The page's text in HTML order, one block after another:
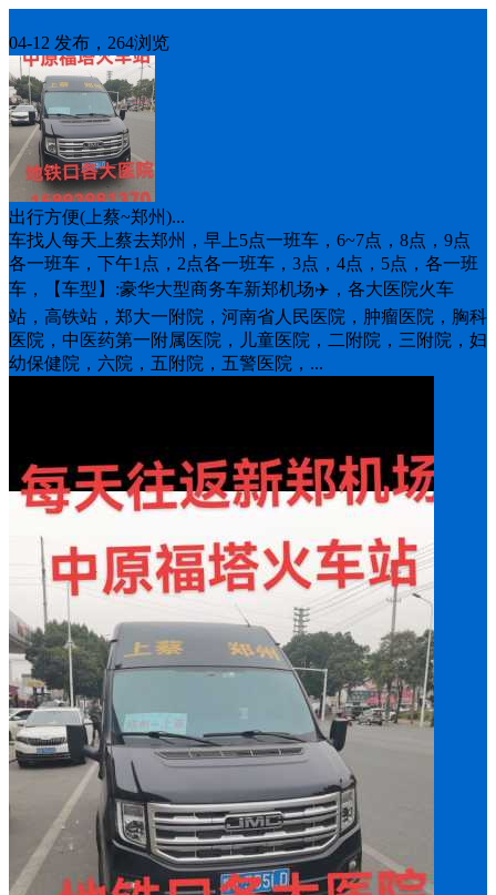
04-12 发布，264浏览
出行方便(上蔡~郑州)...
车找人每天上蔡去郑州，早上5点一班车，6~7点，8点，9点
各一班车，下午1点，2点各一班车，3点，4点，5点，各一班
车，【车型】:豪华大型商务车新郑机场✈️，各大医院火车
站，高铁站，郑大一附院，河南省人民医院，肿瘤医院，胸科
医院，中医药第一附属医院，儿童医院，二附院，三附院，妇
幼保健院，六院，五附院，五警医院，...